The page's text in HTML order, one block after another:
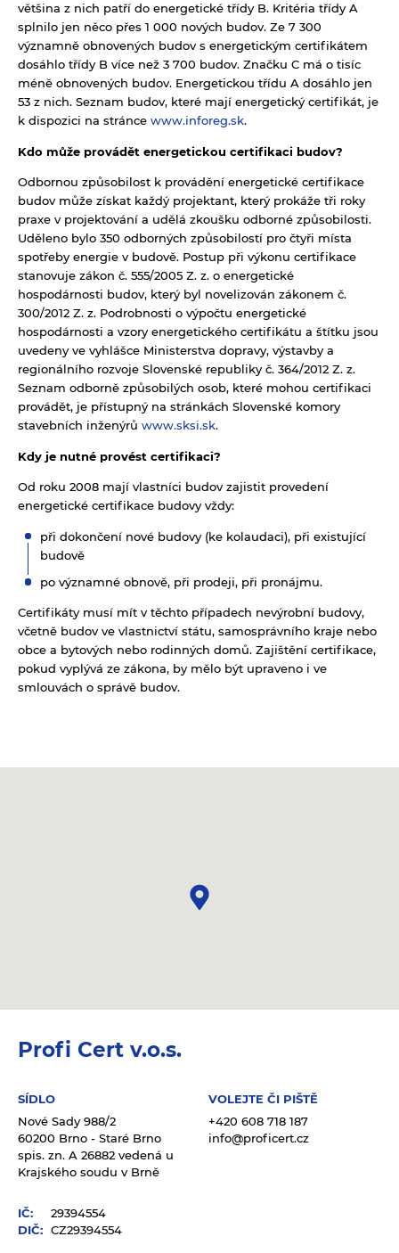
většina z nich patří do energetické třídy B. Kritéria třídy A
splnilo jen něco přes 1 000 nových budov. Ze 7 300
významně obnovených budov s energetickým certifikátem
dosáhlo třídy B více než 3 700 budov. Značku C má o tisíc
méně obnovených budov. Energetickou třídu A dosáhlo jen
53 z nich. Seznam budov, které mají energetický certifikát, je
k dispozici na stránce www.inforeg.sk.
Kdo může provádět energetickou certifikaci budov?
Odbornou způsobilost k provádění energetické certifikace
budov může získat každý projektant, který prokáže tři roky
praxe v projektování a udělá zkoušku odborné způsobilosti.
Uděleno bylo 350 odborných způsobilostí pro čtyři místa
spotřeby energie v budově. Postup při výkonu certifikace
stanovuje zákon č. 555/2005 Z. z. o energetické
hospodárnosti budov, který byl novelizován zákonem č.
300/2012 Z. z. Podrobnosti o výpočtu energetické
hospodárnosti a vzory energetického certifikátu a štítku jsou
uvedeny ve vyhlášce Ministerstva dopravy, výstavby a
regionálního rozvoje Slovenské republiky č. 364/2012 Z. z.
Seznam odborně způsobilých osob, které mohou certifikaci
provádět, je přístupný na stránkách Slovenské komory
stavebních inženýrů www.sksi.sk.
Kdy je nutné provést certifikaci?
Od roku 2008 mají vlastníci budov zajistit provedení
energetické certifikace budovy vždy:
při dokončení nové budovy (ke kolaudaci), při existující
budově
po významné obnově, při prodeji, při pronájmu.
Certifikáty musí mít v těchto případech nevýrobní budovy,
včetně budov ve vlastnictví státu, samosprávního kraje nebo
obce a bytových nebo rodinných domů. Zajištění certifikace,
pokud vyplývá ze zákona, by mělo být upraveno i ve
smlouvách o správě budov.
Profi Cert v.o.s.
SÍDLO
Nové Sady 988/2
60200 Brno - Staré Brno
spis. zn. A 26882 vedená u
Krajského soudu v Brně
VOLEJTE ČI PIŠTĚ
+420 608 718 187
info@proficert.cz
IČ:
29394554
DIČ: CZ29394554